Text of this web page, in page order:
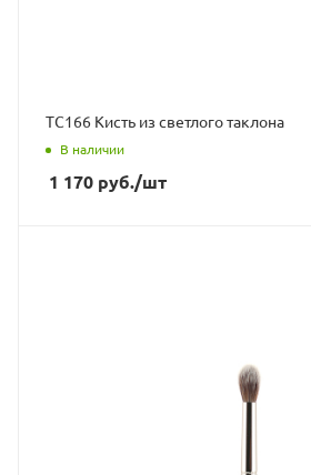
ТС166 Кисть из светлого таклона
В наличии
1 170 руб./шт